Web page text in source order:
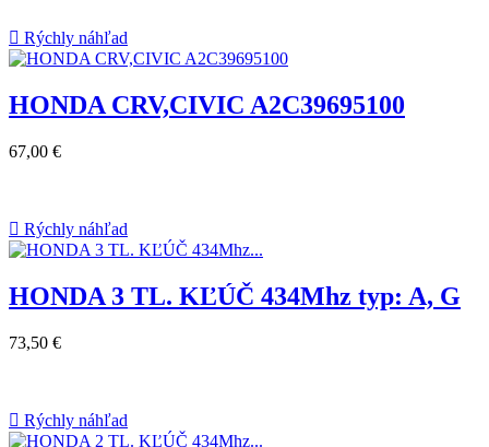
 Rýchly náhľad
HONDA CRV,CIVIC A2C39695100
67,00 €
 Rýchly náhľad
HONDA 3 TL. KĽÚČ 434Mhz typ: A, G
73,50 €
 Rýchly náhľad